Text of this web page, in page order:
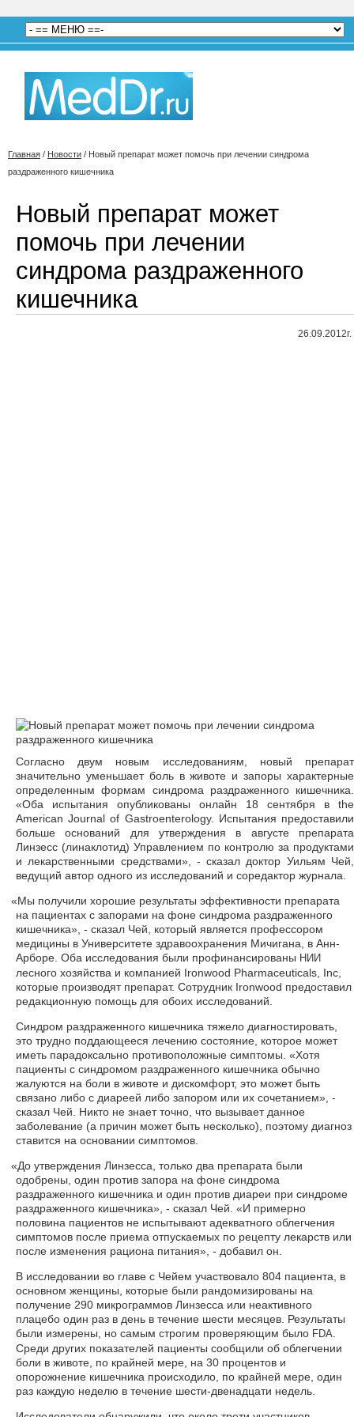
Главная / Новости / Новый препарат может помочь при лечении синдрома
раздраженного кишечника
Новый препарат может
помочь при лечении
синдрома раздраженного
кишечника
26.09.2012г.
Согласно двум новым исследованиям, новый препарат
значительно уменьшает боль в животе и запоры характерные
определенным формам синдрома раздраженного кишечника.
«Оба испытания опубликованы онлайн 18 сентября в the
American Journal of Gastroenterology. Испытания предоставили
больше оснований для утверждения в августе препарата
Линзесс (линаклотид) Управлением по контролю за продуктами
и лекарственными средствами», - сказал доктор Уильям Чей,
ведущий автор одного из исследований и соредактор журнала.
«Мы получили хорошие результаты эффективности препарата
на пациентах с запорами на фоне синдрома раздраженного
кишечника», - сказал Чей, который является профессором
медицины в Университете здравоохранения Мичигана, в Анн-
Арборе. Оба исследования были профинансированы НИИ
лесного хозяйства и компанией Ironwood Pharmaceuticals, Inc,
которые производят препарат. Сотрудник Ironwood предоставил
редакционную помощь для обоих исследований.
Синдром раздраженного кишечника тяжело диагностировать,
это трудно поддающееся лечению состояние, которое может
иметь парадоксально противоположные симптомы. «Хотя
пациенты с синдромом раздраженного кишечника обычно
жалуются на боли в животе и дискомфорт, это может быть
связано либо с диареей либо запором или их сочетанием», -
сказал Чей. Никто не знает точно, что вызывает данное
заболевание (а причин может быть несколько), поэтому диагноз
ставится на основании симптомов.
«До утверждения Линзесса, только два препарата были
одобрены, один против запора на фоне синдрома
раздраженного кишечника и один против диареи при синдроме
раздраженного кишечника», - сказал Чей. «И примерно
половина пациентов не испытывают адекватного облегчения
симптомов после приема отпускаемых по рецепту лекарств или
после изменения рациона питания», - добавил он.
В исследовании во главе с Чейем участвовало 804 пациента, в
основном женщины, которые были рандомизированы на
получение 290 микрограммов Линзесса или неактивного
плацебо один раз в день в течение шести месяцев. Результаты
были измерены, но самым строгим проверяющим было FDA
Среди других показателей пациенты сообщили об облегчении
боли в животе, по крайней мере, на 30 процентов и
опорожнение кишечника происходило, по крайней мере, один
раз каждую неделю в течение шести-двенадцати недель.